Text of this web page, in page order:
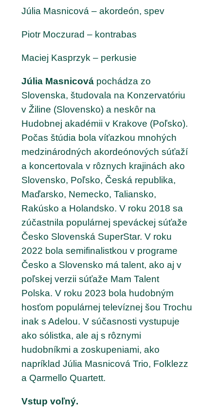
Júlia Masnicová – akordeón, spev
Piotr Moczurad – kontrabas
Maciej Kasprzyk – perkusie
Júlia Masnicovápochádza zo
Slovenska, študovala na Konzervatóriu
v Žiline (Slovensko) a neskôr na
Hudobnej akadémii v Krakove (Poľsko).
Počas štúdia bola víťazkou mnohých
medzinárodných akordeónových súťaží
a koncertovala v rôznych krajinách ako
Slovensko, Poľsko, Česká republika,
Maďarsko, Nemecko, Taliansko,
Rakúsko a Holandsko. V roku 2018 sa
zúčastnila populárnej speváckej súťaže
Česko Slovenská SuperStar. V roku
2022 bola semifinalistkou v programe
Česko a Slovensko má talent, ako aj v
poľskej verzii súťaže Mam Talent
Polska. V roku 2023 bola hudobným
hosťom populárnej televíznej šou Trochu
inak s Adelou. V súčasnosti vystupuje
ako sólistka, ale aj s rôznymi
hudobníkmi a zoskupeniami, ako
napríklad Júlia Masnicová Trio, Folklezz
a Qarmello Quartett.
Vstup voľný.